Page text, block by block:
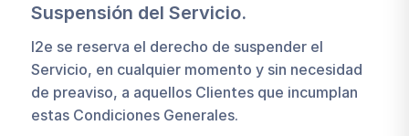
Suspensión del Servicio.
I2e se reserva el derecho de suspender el
Servicio, en cualquier momento y sin necesidad
de preaviso, a aquellos Clientes que incumplan
estas Condiciones Generales.